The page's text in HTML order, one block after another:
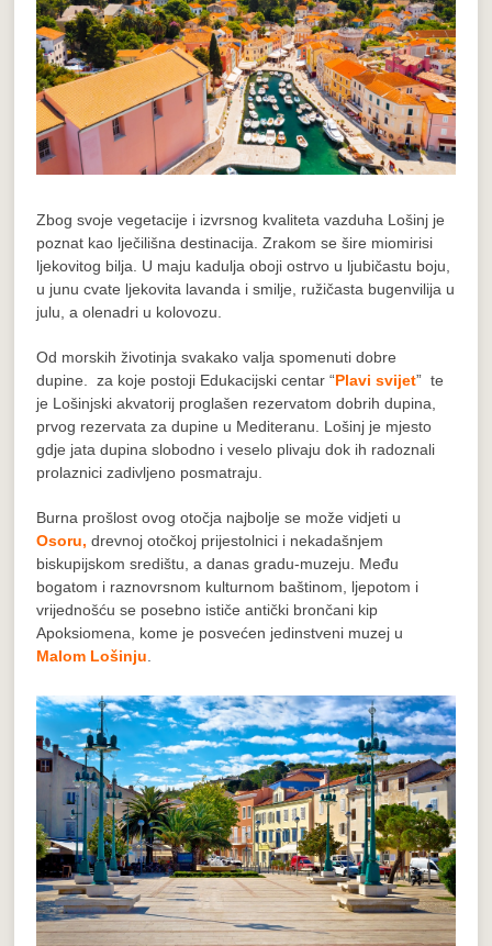
Zbog svoje vegetacije i izvrsnog kvaliteta vazduha Lošinj je
poznat kao lječilišna destinacija. Zrakom se šire miomirisi
ljekovitog bilja. U maju kadulja oboji ostrvo u ljubičastu boju,
u junu cvate ljekovita lavanda i smilje, ružičasta bugenvilija u
julu, a olenadri u kolovozu.
Od morskih životinja svakako valja spomenuti dobre
dupine. za koje postoji Edukacijski centar “Plavi svijet” te
je Lošinjski akvatorij proglašen rezervatom dobrih dupina,
prvog rezervata za dupine u Mediteranu. Lošinj je mjesto
gdje jata dupina slobodno i veselo plivaju dok ih radoznali
prolaznici zadivljeno posmatraju.
Burna prošlost ovog otočja najbolje se može vidjeti u
Osoru, drevnoj otočkoj prijestolnici i nekadašnjem
biskupijskom središtu, a danas gradu-muzeju. Među
bogatom i raznovrsnom kulturnom baštinom, ljepotom i
vrijednošću se posebno ističe antički brončani kip
Apoksiomena, kome je posvećen jedinstveni muzej u
Malom Lošinju